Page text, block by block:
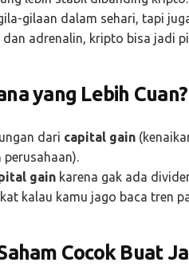
gilaan dalam sehari, tapi
adrenalin, kripto bisa jadi
yang Lebih Cuan?
dari capital gain
perusahaan).
gain karena gak ada
kalau kamu jago baca tren
Cocok Buat